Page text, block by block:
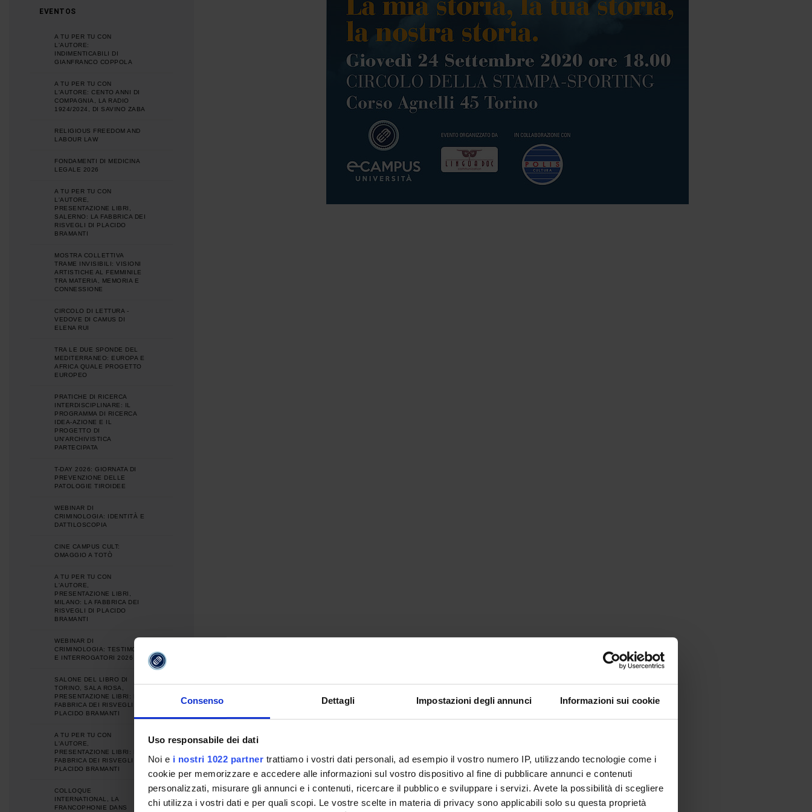
Consenso Dettagli Impostazioni degli annunci Informazioni sui cookie
Uso responsabile dei dati
Noi e i nostri 1022 partner trattiamo i vostri dati personali, ad esempio il vostro numero IP, utilizzando tecnologie come i
cookie per memorizzare e accedere alle informazioni sul vostro dispositivo al fine di pubblicare annunci e contenuti
personalizzati, misurare gli annunci e i contenuti, ricercare il pubblico e sviluppare i servizi. Avete la possibilità di scegliere
chi utilizza i vostri dati e per quali scopi. Le vostre scelte in materia di privacy sono applicabili solo su questa proprietà
EVENTOS
A TU PER TU CON
L'AUTORE:
INDIMENTICABILI DI
GIANFRANCO COPPOLA
A TU PER TU CON
L'AUTORE: CENTO ANNI DI
COMPAGNIA, LA RADIO
1924/2024, DI SAVINO ZABA
RELIGIOUS FREEDOM AND
LABOUR LAW
FONDAMENTI DI MEDICINA
LEGALE 2026
A TU PER TU CON
L'AUTORE,
PRESENTAZIONE LIBRI,
SALERNO: LA FABBRICA DEI
RISVEGLI DI PLACIDO
BRAMANTI
MOSTRA COLLETTIVA
TRAME INVISIBILI: VISIONI
ARTISTICHE AL FEMMINILE
TRA MATERIA, MEMORIA E
CONNESSIONE
CIRCOLO DI LETTURA -
VEDOVE DI CAMUS DI
ELENA RUI
TRA LE DUE SPONDE DEL
MEDITERRANEO: EUROPA E
AFRICA QUALE PROGETTO
EUROPEO
PRATICHE DI RICERCA
INTERDISCIPLINARE: IL
PROGRAMMA DI RICERCA
IDEA-AZIONE E IL
PROGETTO DI
UN'ARCHIVISTICA
PARTECIPATA
T-DAY 2026: GIORNATA DI
PREVENZIONE DELLE
PATOLOGIE TIROIDEE
WEBINAR DI
CRIMINOLOGIA: IDENTITÀ E
DATTILOSCOPIA
CINE CAMPUS CULT:
OMAGGIO A TOTÒ
A TU PER TU CON
L'AUTORE,
PRESENTAZIONE LIBRI,
MILANO: LA FABBRICA DEI
RISVEGLI DI PLACIDO
BRAMANTI
WEBINAR DI
CRIMINOLOGIA: TESTIMONI
E INTERROGATORI 2026
SALONE DEL LIBRO DI
TORINO, SALA ROSA,
PRESENTAZIONE LIBRI: LA
FABBRICA DEI RISVEGLI DI
PLACIDO BRAMANTI
A TU PER TU CON
L'AUTORE,
PRESENTAZIONE LIBRI: LA
FABBRICA DEI RISVEGLI DI
PLACIDO BRAMANTI
COLLOQUE
INTERNATIONAL, LA
FRANCOPHONIE DANS